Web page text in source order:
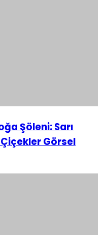
Şöleni: Sarı
Görsel